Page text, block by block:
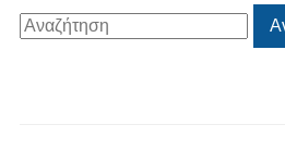
Αναζήτηση
για: